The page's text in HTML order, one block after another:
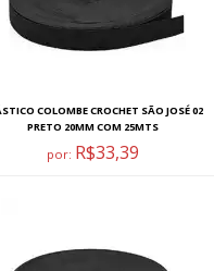
COLOMBE CROCHET SÃO JOSÉ 02
PRETO 20MM COM 25MTS
por: R$33,39